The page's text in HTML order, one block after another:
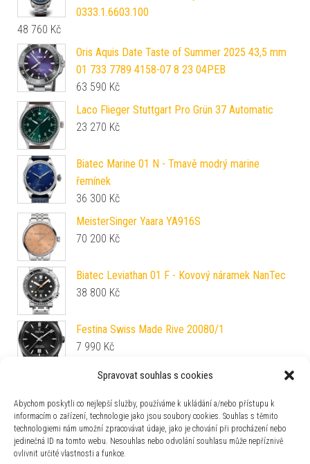
Spravovat souhlas s cookies
Abychom poskytli co nejlepší služby, používáme k ukládání a/nebo přístupu k
informacím o zařízení, technologie jako jsou soubory cookies. Souhlas s těmito
technologiemi nám umožní zpracovávat údaje, jako je chování při procházení nebo
jedinečná ID na tomto webu. Nesouhlas nebo odvolání souhlasu může nepříznivě
ovlivnit určité vlastnosti a funkce.
0333.1.6603.100
48 760 Kč
Oris Aquis Date Taste of Summer 2025 43,5 mm
01 733 7789 4158-07 8 23 04PEB
63 590 Kč
Laco Flieger Stuttgart Pro Grün 37 Automatic
23 270 Kč
Biatec Marine 01 N - Tmavě modrý marine
řemínek
36 300 Kč
MeisterSinger Yaara YA916S
70 200 Kč
Biatec Leviathan 01 F - Kovový náramek NanTec
38 800 Kč
Festina Swiss Made Rive 20080/1
7 990 Kč
Alexander Shorokhoff Four Seasons AS.APV-4S
61 790Kč
Festina Chrono Bike 20724/3
5 890Kč